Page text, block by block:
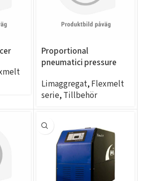
Proportional
pneumatici pressure
Limaggregat, Flexmelt
serie, Tillbehör